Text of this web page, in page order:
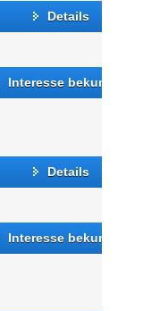
Details
Interesse bekunden
Details
Interesse bekunden